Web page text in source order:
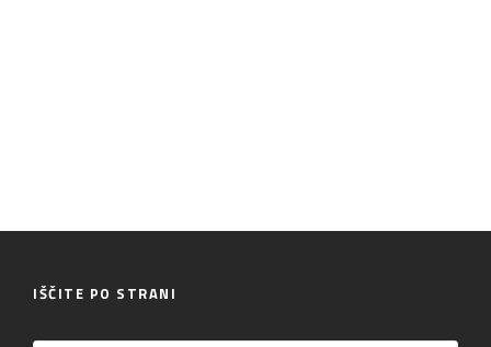
IŠČITE PO STRANI